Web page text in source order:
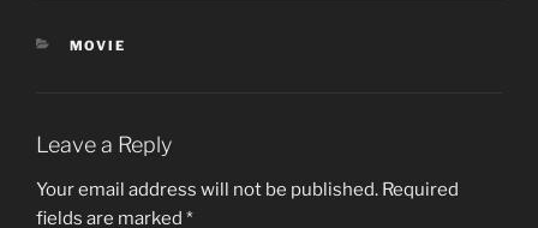
CATEGORIES
MOVIE
Leave a Reply
Your email address will not be published. Required
fields are marked *